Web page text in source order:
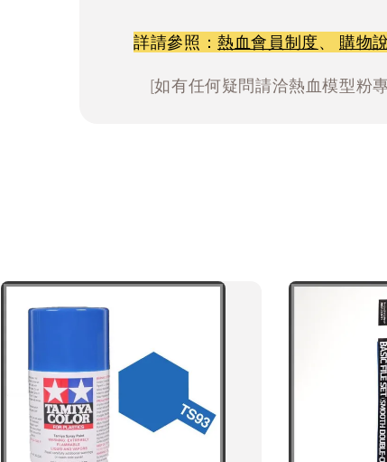
詳請參照：熱血會員制度、 購物
[如有任何疑問請洽熱血模型粉